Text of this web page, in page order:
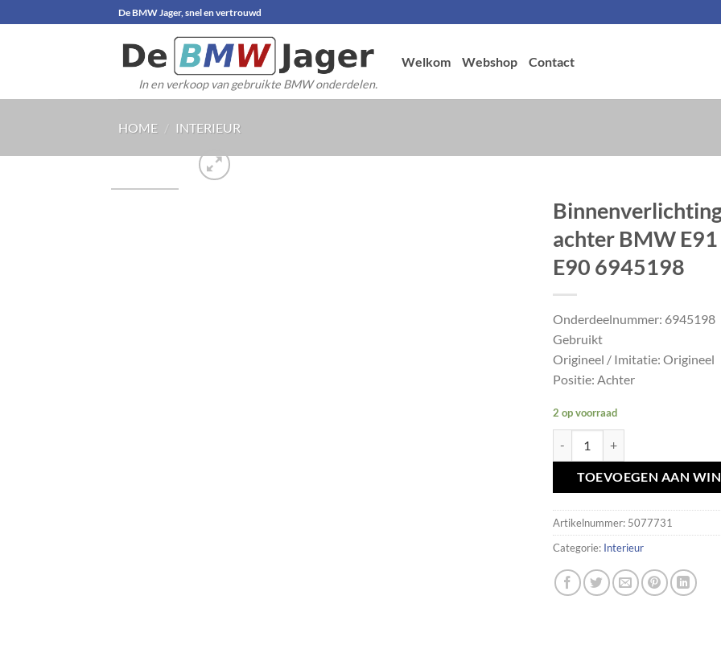
naar
De BMW Jager, snel en vertrouwd
In en verkoop van gebruikte BMW onderdelen.
Welkom Webshop Contact
HOME / INTERIEUR
achter BMW E91
E90 6945198
Onderdeelnummer: 6945198
Gebruikt
Origineel / Imitatie: Origineel
Positie: Achter
2 op voorraad
TOEVOEGEN AAN
Artikelnummer: 5077731
Categorie: Interieur